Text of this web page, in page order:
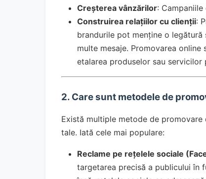
Creșterea vânzărilor:
Construirea relațiilor cu clienții:
brandurile pot menține o legătură
multe mesaje. Promovarea
etalarea produselor sau servicilor
2. Care sunt metodele de
Există multiple metode de
tale. Iată cele mai populare:
Reclame pe rețelele sociale
targetarea precisă a publicului în